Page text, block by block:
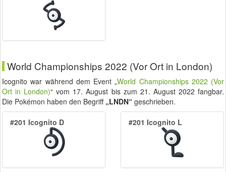
World Championships 2022 (Vor Ort in London)
Icognito war während dem Event „World Championships 2022 (Vor
Ort in London)“ vom 17. August bis zum 21. August 2022 fangbar.
Die Pokémon haben den Begriff „LNDN“ geschrieben.
#201 Icognito D #201 Icognito L